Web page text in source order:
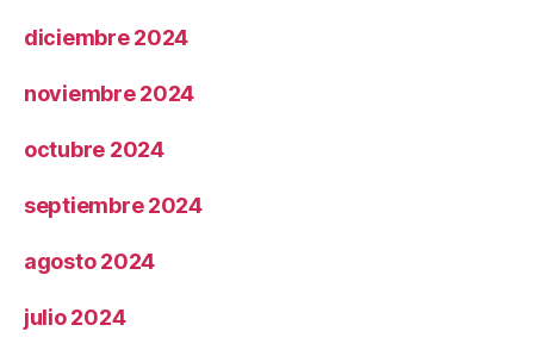
diciembre 2024
noviembre 2024
octubre 2024
septiembre 2024
agosto 2024
julio 2024